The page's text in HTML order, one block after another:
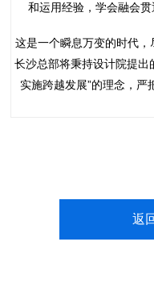
和运用经验，学会融会贯
这是一个瞬息万变的时代
长沙总部将秉持设计院提出
实施跨越发展”的理念，
返